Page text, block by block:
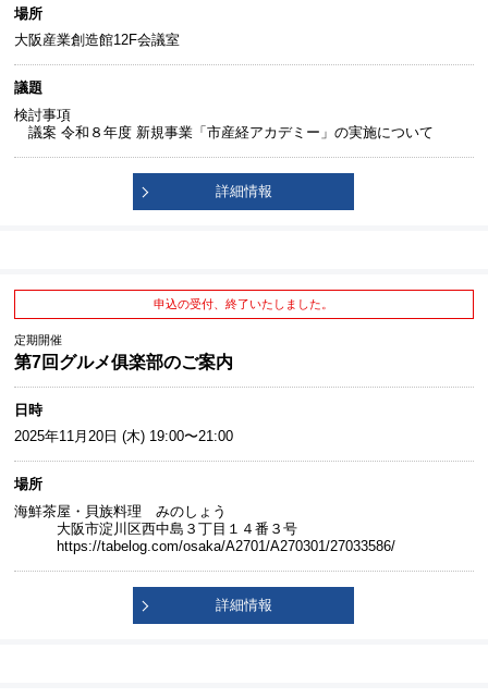
場所
大阪産業創造館12F会議室
議題
検討事項
議案 令和８年度 新規事業「市産経アカデミー」の実施について
詳細情報
申込の受付、終了いたしました。
定期開催
第7回グルメ俱楽部のご案内
日時
2025年11月20日 (木) 19:00〜21:00
場所
海鮮茶屋・貝族料理 みのしょう
大阪市淀川区西中島３丁目１４番３号
https://tabelog.com/osaka/A2701/A270301/27033586/
詳細情報